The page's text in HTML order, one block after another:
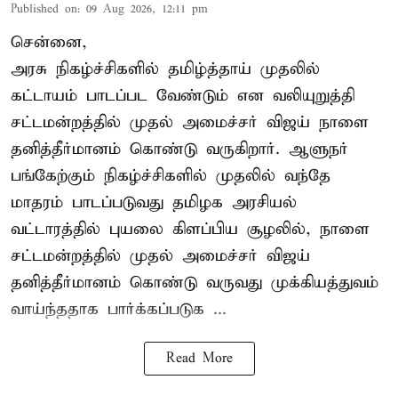
Published on: 09 Aug 2026, 12:11 pm
சென்னை,
அரசு நிகழ்ச்சிகளில் தமிழ்த்தாய் முதலில்
கட்டாயம் பாடப்பட வேண்டும் என வலியுறுத்தி
சட்டமன்றத்தில் முதல் அமைச்சர் விஜய் நாளை
தனித்தீர்மானம் கொண்டு வருகிறார். ஆளுநர்
பங்கேற்கும் நிகழ்ச்சிகளில் முதலில் வந்தே
மாதரம் பாடப்படுவது தமிழக அரசியல்
வட்டாரத்தில் புயலை கிளப்பிய சூழலில், நாளை
சட்டமன்றத்தில் முதல் அமைச்சர் விஜய்
தனித்தீர்மானம் கொண்டு வருவது முக்கியத்துவம்
வாய்ந்ததாக பார்க்கப்படுக ...
Read More